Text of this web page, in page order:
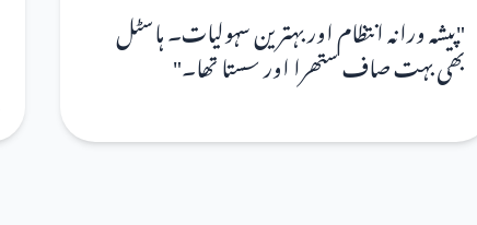
"پیشہ ورانہ انتظام اور بہترین سہولیات۔ ہاسٹل
بھی بہت صاف ستھرا اور سستا تھا۔"